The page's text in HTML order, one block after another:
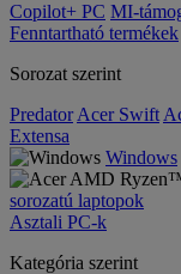
Copilot+ PC MI-
Fenntartható termékek
Sorozat szerint
Predator Acer Swift
Extensa
Windows
sorozatú laptopok
Asztali PC-k
Kategória szerint